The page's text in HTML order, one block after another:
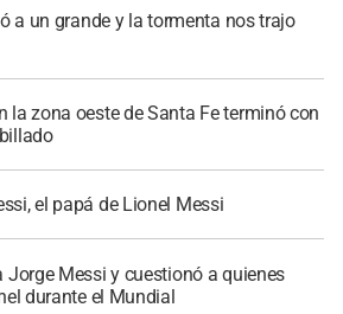
a un grande y la tormenta nos trajo
la zona oeste de Santa Fe terminó con
el papá de Lionel Messi
Jorge Messi y cuestionó a quienes
durante el Mundial